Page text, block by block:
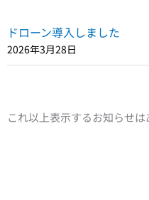
ドローン導入しました
2026年3月28日
これ以上表示するお知らせは